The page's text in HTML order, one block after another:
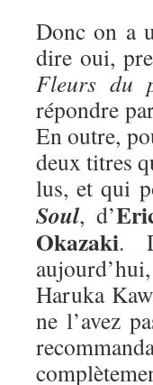
Donc on a
dire oui,
Fleurs du
répondre
En outre,
deux titres
lus, et qui
Soul, d’
Okazaki.
Haruka
ne l’avez